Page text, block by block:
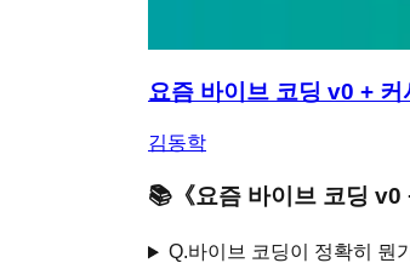
요즘 바이브 코딩 v0 + 커
김동학
📚 《요즘 바이브 코딩 v0
Q.바이브 코딩이 정확히 뭔